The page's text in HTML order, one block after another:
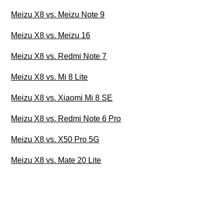
Meizu X8 vs. Meizu Note 9
Meizu X8 vs. Meizu 16
Meizu X8 vs. Redmi Note 7
Meizu X8 vs. Mi 8 Lite
Meizu X8 vs. Xiaomi Mi 8 SE
Meizu X8 vs. Redmi Note 6 Pro
Meizu X8 vs. X50 Pro 5G
Meizu X8 vs. Mate 20 Lite